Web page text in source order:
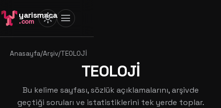
yarismaca
.com light_mode menu
Anasayfa/Arşiv/TEOLOJİ
TEOLOJİ
Bu kelime sayfası, sözlük açıklamalarını, arşivde
geçtiği soruları ve istatistiklerini tek yerde toplar.